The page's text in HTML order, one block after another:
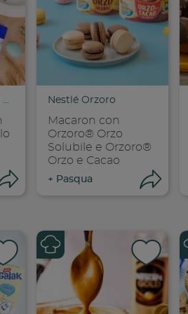
su
link
Il Latte Condensato Nestlé
Apri condivisione
Nestlé Orzoro
Macaron con
Orzoro® Orzo
Solubile e Orzoro®
Orzo e Cacao
+ Pasqua